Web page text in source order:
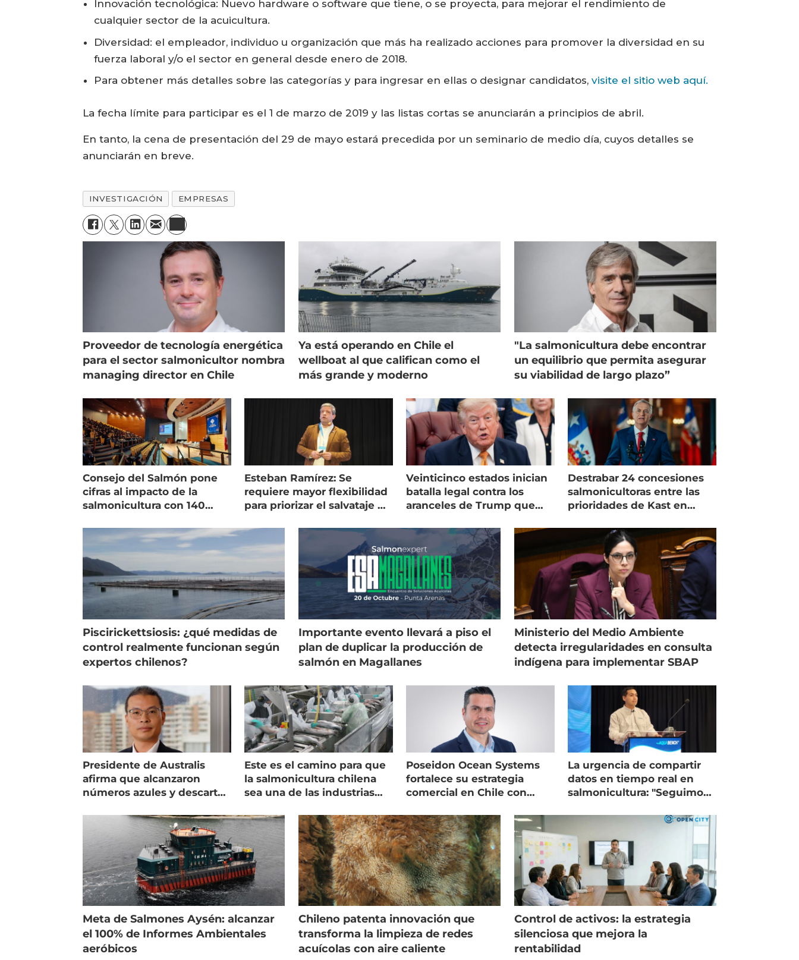
Innovación tecnológica: Nuevo hardware o software que tiene, o se proyecta, para mejorar el rendimiento de
cualquier sector de la acuicultura.
Diversidad: el empleador, individuo u organización que más ha realizado acciones para promover la diversidad en su
fuerza laboral y/o el sector en general desde enero de 2018.
Para obtener más detalles sobre las categorías y para ingresar en ellas o designar candidatos,visite el sitio web aquí.
La fecha límite para participar es el 1 de marzo de 2019 y las listas cortas se anunciarán a principios de abril.
En tanto, la cena de presentación del 29 de mayo estará precedida por un seminario de medio día, cuyos detalles se
anunciarán en breve.
INVESTIGACIÓN EMPRESAS
Proveedor de tecnología energética
para el sector salmonicultor nombra
managing director en Chile
Ya está operando en Chile el
wellboat al que califican como el
más grande y moderno
"La salmonicultura debe encontrar
un equilibrio que permita asegurar
su viabilidad de largo plazo”
Consejo del Salmón pone
cifras al impacto de la
salmonicultura con 140
Esteban Ramírez: Se
requiere mayor flexibilidad
para priorizar el salvataje de
Veinticinco estados inician
batalla legal contra los
aranceles de Trump que
Destrabar 24 concesiones
salmonicultoras entre las
prioridades de Kast en
Piscirickettsiosis: ¿qué medidas de
control realmente funcionan según
expertos chilenos?
Importante evento llevará a piso el
plan de duplicar la producción de
salmón en Magallanes
Ministerio del Medio Ambiente
detecta irregularidades en consulta
indígena para implementar SBAP
Presidente de Australis
afirma que alcanzaron
números azules y descarta
Este es el camino para que
la salmonicultura chilena
sea una de las industrias
Poseidon Ocean Systems
fortalece su estrategia
comercial en Chile con
La urgencia de compartir
datos en tiempo real en
salmonicultura: "Seguimos
Meta de Salmones Aysén: alcanzar
el 100% de Informes Ambientales
aeróbicos
Chileno patenta innovación que
transforma la limpieza de redes
acuícolas con aire caliente
Control de activos: la estrategia
silenciosa que mejora la
rentabilidad